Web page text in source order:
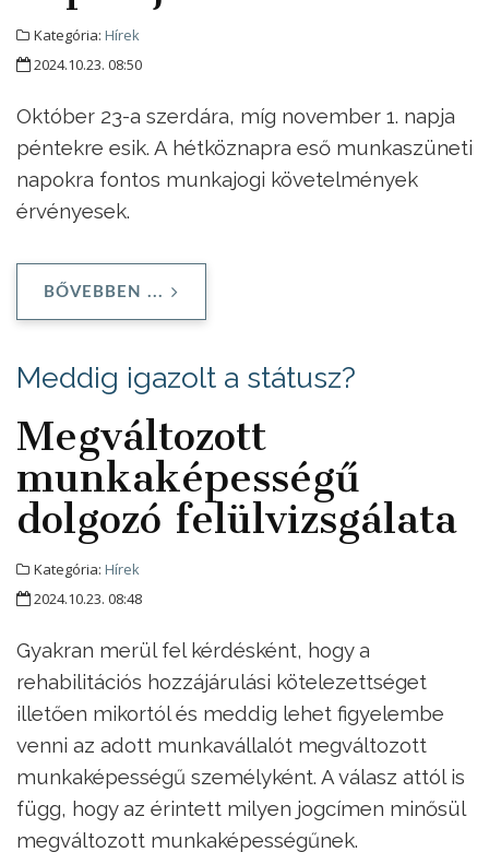
Kategória: Hírek
2024.10.23. 08:50
Október 23-a szerdára, míg november 1. napja
péntekre esik. A hétköznapra eső munkaszüneti
napokra fontos munkajogi követelmények
érvényesek.
BŐVEBBEN ...
Meddig igazolt a státusz?
Megváltozott
munkaképességű
dolgozó felülvizsgálata
Kategória: Hírek
2024.10.23. 08:48
Gyakran merül fel kérdésként, hogy a
rehabilitációs hozzájárulási kötelezettséget
illetően mikortól és meddig lehet figyelembe
venni az adott munkavállalót megváltozott
munkaképességű személyként. A válasz attól is
függ, hogy az érintett milyen jogcímen minősül
megváltozott munkaképességűnek.